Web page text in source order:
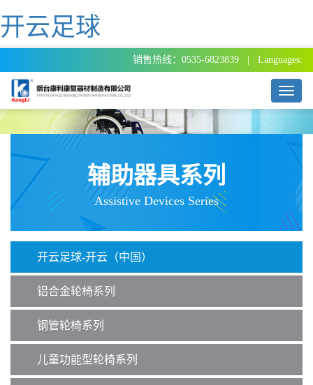
开云足球
销售热线：0535-6823839 | Languages:
T
o
g
i
g
i
辅助器具系列
Assistive Devices Series
开云足球-开云（中国）
铝合金轮椅系列
钢管轮椅系列
儿童功能型轮椅系列